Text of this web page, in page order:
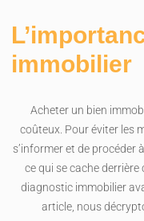
immobilier
Acheter un bien
coûteux. Pour éviter les
s’informer et de procéder
ce qui se cache
diagnostic immobilier
article, nous